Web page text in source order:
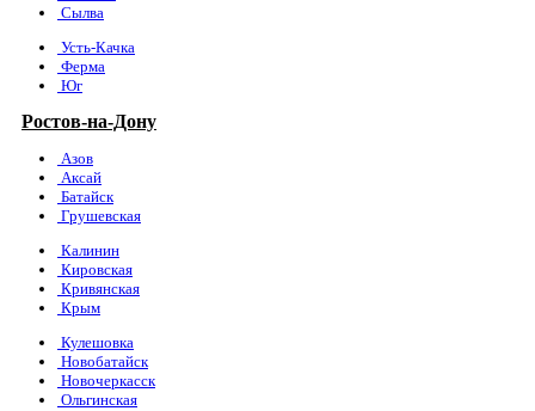
Сылва
Усть-Качка
Ферма
Юг
Ростов-на-Дону
Азов
Аксай
Батайск
Грушевская
Калинин
Кировская
Кривянская
Крым
Кулешовка
Новобатайск
Новочеркасск
Ольгинская